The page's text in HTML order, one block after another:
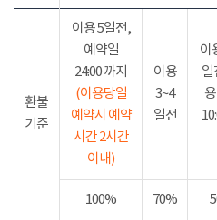
환불
기준
이용 5일전,
예약일
24:00 까지
(이용당일
예약시 예약
시간 2시간
이내)
이용
3~4
일전
이
일
100% 70%